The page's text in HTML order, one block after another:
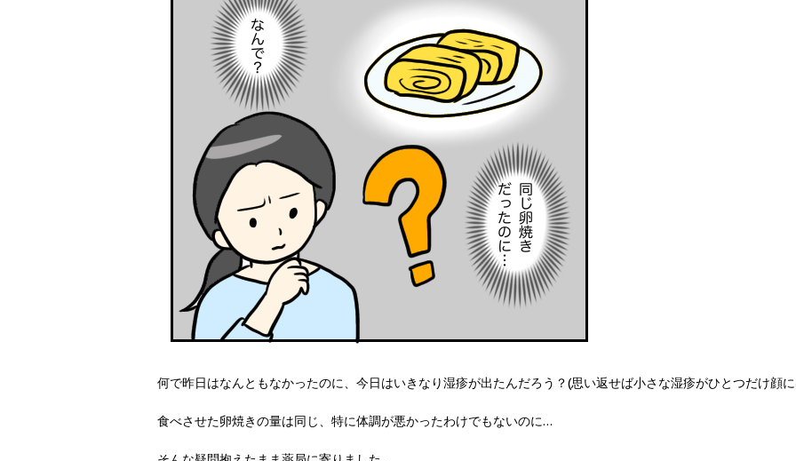
何で昨日はなんともなかったのに、今日はいきなり湿疹が出たんだろう？(思い返せば小さな湿疹がひとつだけ
食べさせた卵焼きの量は同じ、特に体調が悪かったわけでもないのに…